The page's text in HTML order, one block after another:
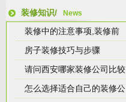
装修知识/ News
装修中的注意事项,装修前
房子装修技巧与步骤
请问西安哪家装修公司比较
怎么选择适合自己的装修公